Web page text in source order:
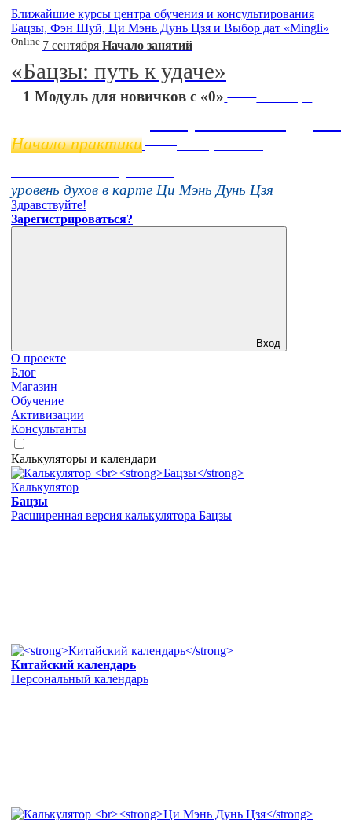
Ближайшие курсы центра обучения и консультирования
Бацзы, Фэн Шуй, Ци Мэнь Дунь Цзя и Выбор дат «Mingli»
Online 7 сентября Начало занятий
«Бацзы: путь к удаче»
1 Модуль для новичков с «0» 11 ноября
Начало практики
уровень духов в карте Ци Мэнь Дунь Цзя
Здравствуйте!
Зарегистрироваться?
Вход
О проекте
Блог
Магазин
Обучение
Активизации
Консультанты
Калькуляторы и календари
Калькулятор
Бацзы
Расширенная версия калькулятора Бацзы
Китайский календарь
Персональный календарь